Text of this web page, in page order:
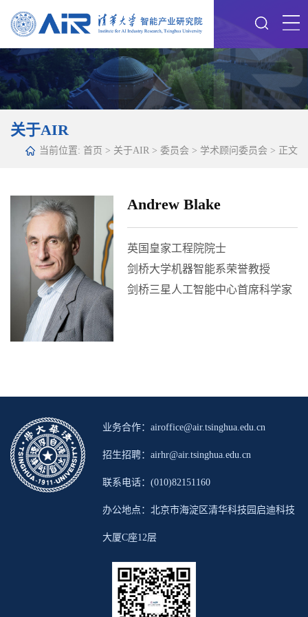
关于AIR
当前位置: 首页 > 关于AIR > 委员会 > 学术顾问委员会 > 正文
Andrew Blake
英国皇家工程院院士
剑桥大学机器智能系荣誉教授
剑桥三星人工智能中心首席科学家
业务合作：airoffice@air.tsinghua.edu.cn
招生招聘：airhr@air.tsinghua.edu.cn
联系电话：(010)82151160
办公地点：北京市海淀区清华科技园启迪科技
大厦C座12层